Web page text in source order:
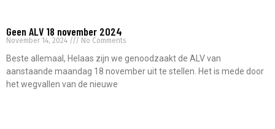
Geen ALV 18 november 2024
November 14, 2024 No Comments
Beste allemaal, Helaas zijn we genoodzaakt de ALV van
aanstaande maandag 18 november uit te stellen. Het is mede door
het wegvallen van de nieuwe